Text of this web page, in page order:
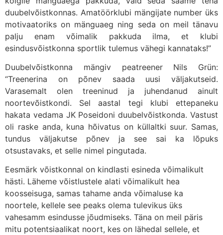
duubelvõistkonnas. Amatöörklubi mängijate number üks
motivaatoriks on mänguaeg ning seda on meil tänavu
palju enam võimalik pakkuda ilma, et klubi
esindusvõistkonna sportlik tulemus vähegi kannataks!”
Duubelvõistkonna mängiv peatreener Nils Grün:
“Treenerina on põnev saada uusi väljakutseid.
Varasemalt olen treeninud ja juhendanud ainult
noortevõistkondi. Sel aastal tegi klubi ettepaneku
hakata vedama JK Poseidoni duubelvõistkonda. Vastust
oli raske anda, kuna hõivatus on küllaltki suur. Samas,
tundus väljakutse põnev ja see sai ka lõpuks
otsustavaks, et selle nimel pingutada.
Eesmärk võistkonnal on kindlasti esineda võimalikult
hästi. Läheme võistlustele alati võimalikult hea
koosseisuga, samas tahame anda võimaluse ka
noortele, kellele see peaks olema tulevikus üks
vahesamm esindusse jõudmiseks. Täna on meil päris
mitu potentsiaalikat noort, kes on lähedal sellele, et